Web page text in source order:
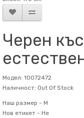
Черен
Модел: 10072472
Наличност: Out Of Stock
Наш размер - M
Нов етикет - Не